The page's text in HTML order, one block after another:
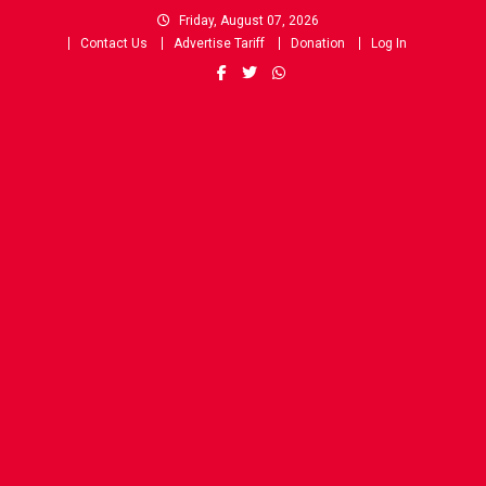
Friday, August 07, 2026
Contact Us
Advertise Tariff Donation Log In